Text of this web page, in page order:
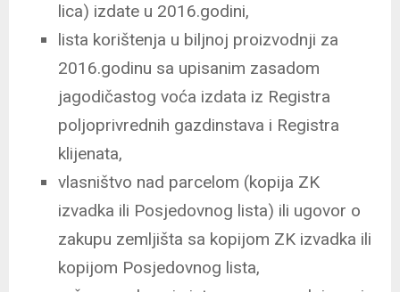
lica) izdate u 2016.godini,
lista korištenja u biljnoj proizvodnji za
2016.godinu sa upisanim zasadom
jagodičastog voća izdata iz Registra
poljoprivrednih gazdinstava i Registra
klijenata,
vlasništvo nad parcelom (kopija ZK
izvadka ili Posjedovnog lista) ili ugovor o
zakupu zemljišta sa kopijom ZK izvadka ili
kopijom Posjedovnog lista,